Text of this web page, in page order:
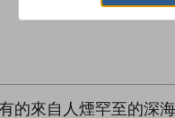
的來自人煙罕至的